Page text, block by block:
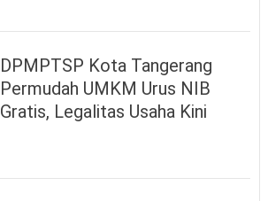
DPMPTSP Kota Tangerang
Permudah UMKM Urus NIB
Gratis, Legalitas Usaha Kini